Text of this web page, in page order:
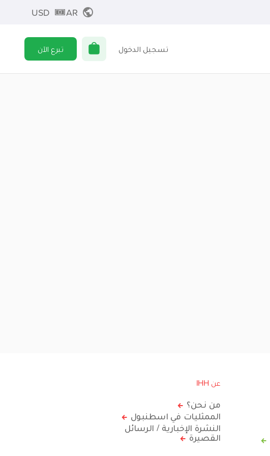
AR
USD
تسجيل الدخول تبرع الآن
عن IHH
من نحن؟
الممثليات في اسطنبول
النشرة الإخبارية / الرسائل
القصيرة